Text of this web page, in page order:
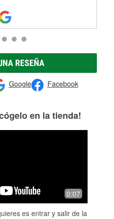
RESEÑA
Google Facebook
en la tienda!
0:07
es entrar y salir de la